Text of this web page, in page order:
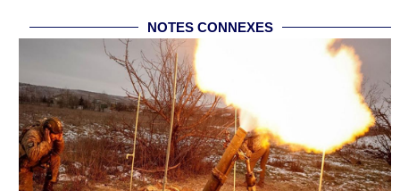
NOTES CONNEXES